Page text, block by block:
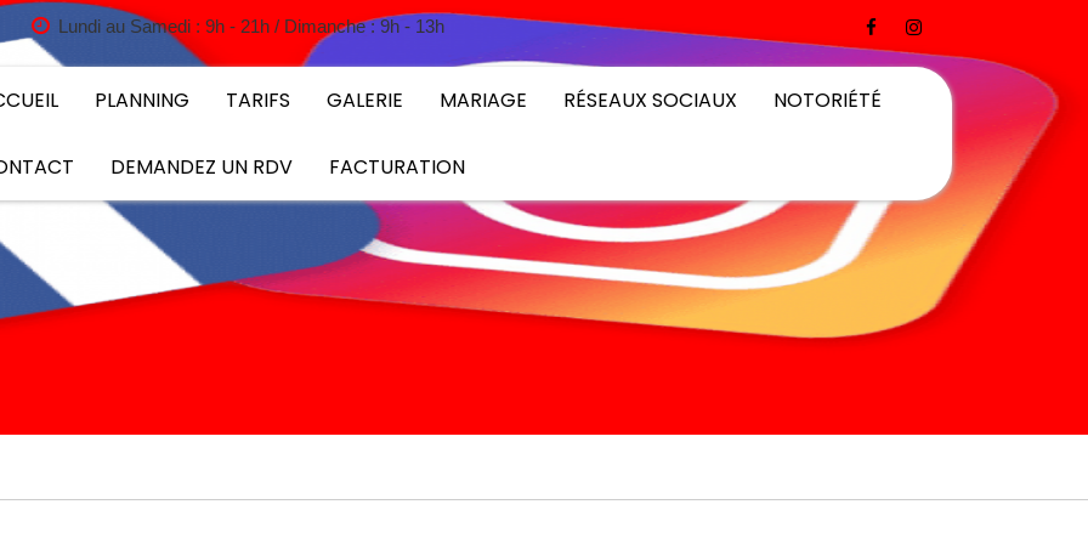
Lundi au Samedi : 9h - 21h / Dimanche : 9h - 13h
PLANNING TARIFS GALERIE MARIAGE RÉSEAUX SOCIAUX NOTORIÉTÉ
DEMANDEZ UN RDV FACTURATION